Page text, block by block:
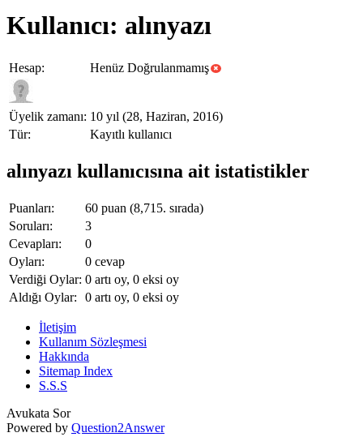
Kullanıcı: alınyazı
Hesap: Henüz Doğrulanmamış
Üyelik zamanı: 10 yıl (28, Haziran, 2016)
Tür:
Kayıtlı kullanıcı
alınyazı kullanıcısına ait istatistikler
Puanları: 60 puan (8,715. sırada)
Soruları:
3
Cevapları:
0
Oyları:
0 cevap
Verdiği Oylar: 0 artı oy, 0 eksi oy
Aldığı Oylar:
0 artı oy, 0 eksi oy
İletişim
Kullanım Sözleşmesi
Hakkında
Sitemap Index
S.S.S
Avukata Sor
Powered by Question2Answer